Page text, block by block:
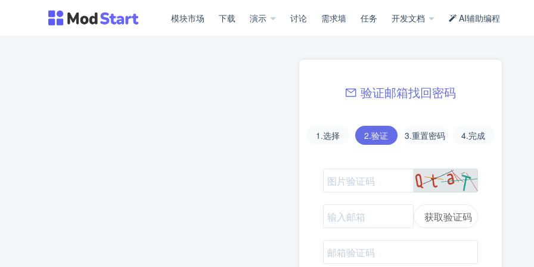
模块市场 下载 演示 讨论 需求墙 任务 开发文档 AI辅助编程
验证邮箱找回密码
1.选择 2.验证 3.重置密码 4.完成
获取验证码